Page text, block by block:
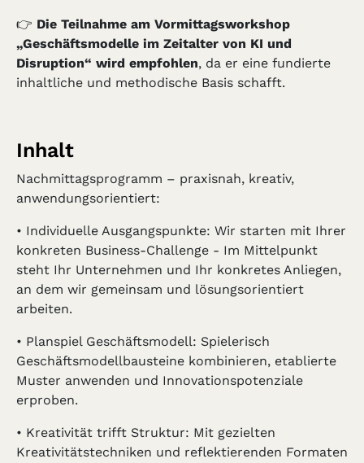
👉 Die Teilnahme am Vormittagsworkshop
„Geschäftsmodelle im Zeitalter von KI und
Disruption“ wird empfohlen, da er eine fundierte
inhaltliche und methodische Basis schafft.
Inhalt
Nachmittagsprogramm – praxisnah, kreativ,
anwendungsorientiert:
• Individuelle Ausgangspunkte: Wir starten mit Ihrer
konkreten Business-Challenge - Im Mittelpunkt
steht Ihr Unternehmen und Ihr konkretes Anliegen,
an dem wir gemeinsam und lösungsorientiert
arbeiten.
• Planspiel Geschäftsmodell: Spielerisch
Geschäftsmodellbausteine kombinieren, etablierte
Muster anwenden und Innovationspotenziale
erproben.
• Kreativität trifft Struktur: Mit gezielten
Kreativitätstechniken und reflektierenden Formaten